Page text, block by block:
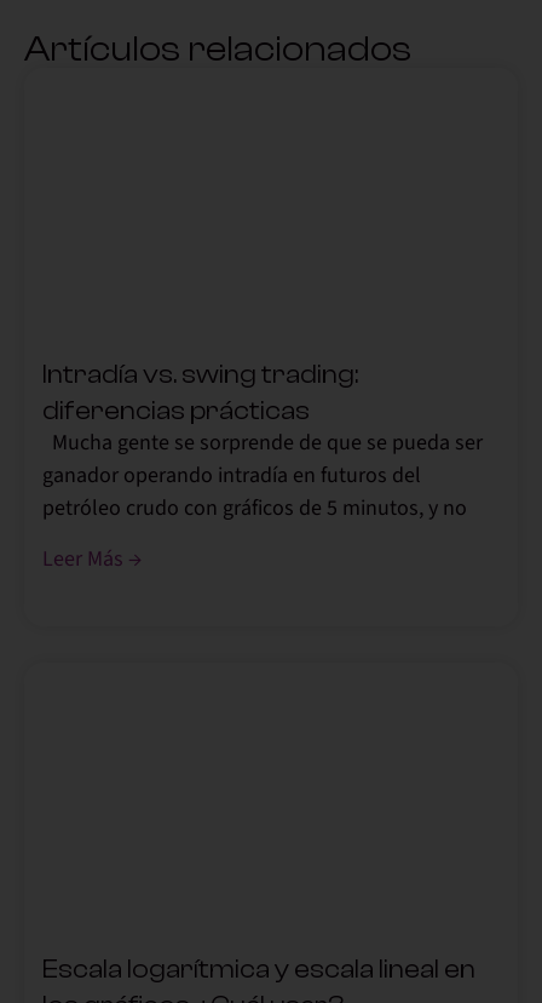
Artículos relacionados
Intradía vs. swing trading:
diferencias prácticas
Mucha gente se sorprende de que se pueda ser
ganador operando intradía en futuros del
petróleo crudo con gráficos de 5 minutos, y no
Leer Más →
Escala logarítmica y escala lineal en